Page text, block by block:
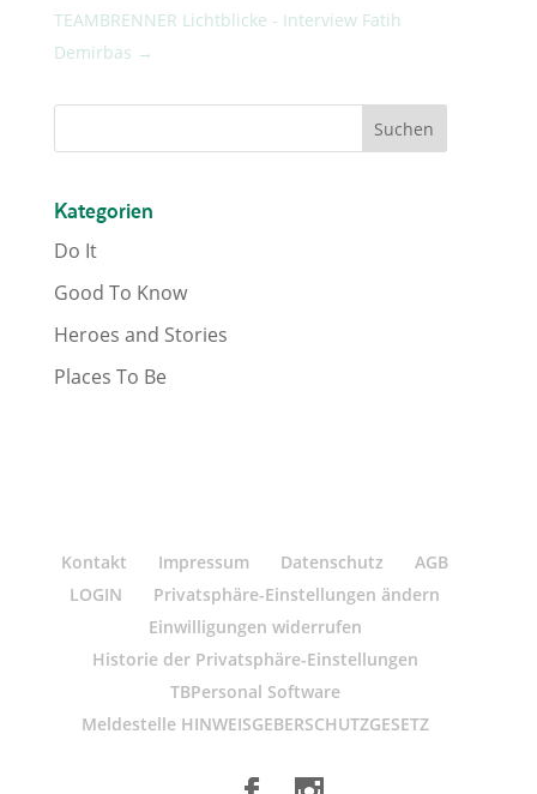
TEAMBRENNER Lichtblicke - Interview Fatih
Demirbas →
Kategorien
Do It
Good To Know
Heroes and Stories
Places To Be
Kontakt Impressum Datenschutz
AGB
LOGIN
Privatsphäre-Einstellungen ändern
Einwilligungen widerrufen
Historie der Privatsphäre-Einstellungen
TBPersonal Software
Meldestelle HINWEISGEBERSCHUTZGESETZ